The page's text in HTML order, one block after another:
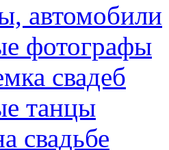
автомобили
фотографы
свадеб
танцы
свадьбе